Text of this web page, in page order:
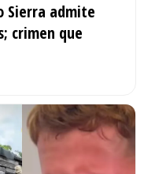
Sierra admite
crimen que